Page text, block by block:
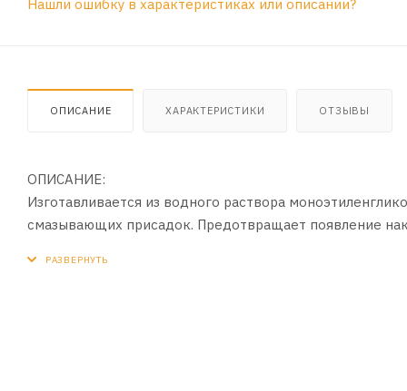
Нашли ошибку в характеристиках или описании?
ОПИСАНИЕ ХАРАКТЕРИСТИКИ ОТЗЫВЫ
ОПИСАНИЕ:
Изготавливается из водного раствора
смазывающих присадок. Предотвращает появление